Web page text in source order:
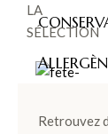
LA
SÉLECTION
Retrouvez